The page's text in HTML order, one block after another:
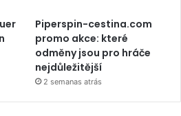
Piperspin-cestina.com
promo akce: které
odměny jsou pro hráče
nejdůležitější
2 semanas atrás